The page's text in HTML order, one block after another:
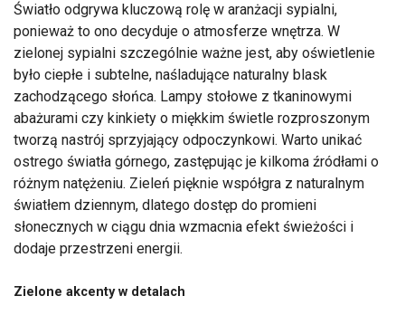
Światło odgrywa kluczową rolę w aranżacji sypialni,
ponieważ to ono decyduje o atmosferze wnętrza. W
zielonej sypialni szczególnie ważne jest, aby oświetlenie
było ciepłe i subtelne, naśladujące naturalny blask
zachodzącego słońca. Lampy stołowe z tkaninowymi
abażurami czy kinkiety o miękkim świetle rozproszonym
tworzą nastrój sprzyjający odpoczynkowi. Warto unikać
ostrego światła górnego, zastępując je kilkoma źródłami o
różnym natężeniu. Zieleń pięknie współgra z naturalnym
światłem dziennym, dlatego dostęp do promieni
słonecznych w ciągu dnia wzmacnia efekt świeżości i
dodaje przestrzeni energii.
Zielone akcenty w detalach